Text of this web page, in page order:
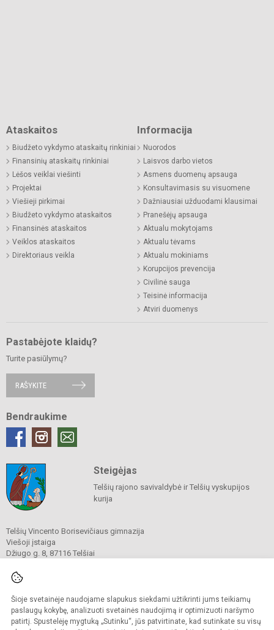
Šioje svetainėje naudojame slapukus siekdami užtikrinti jums teikiamų
paslaugų kokybę, analizuoti svetainės naudojimą ir optimizuoti naršymo
patirtį. Spustelėję mygtuką „Sutinku“, jūs patvirtinate, kad sutinkate su visų
Ataskaitos
Biudžeto vykdymo ataskaitų rinkiniai
Finansinių ataskaitų rinkiniai
Lėšos veiklai viešinti
Projektai
Viešieji pirkimai
Biudžeto vykdymo ataskaitos
Finansinės ataskaitos
Veiklos ataskaitos
Direktoriaus veikla
Informacija
Nuorodos
Laisvos darbo vietos
Asmens duomenų apsauga
Konsultavimasis su visuomene
Dažniausiai užduodami klausimai
Pranešėjų apsauga
Aktualu mokytojams
Aktualu tėvams
Aktualu mokiniams
Korupcijos prevencija
Civilinė sauga
Teisinė informacija
Atviri duomenys
Pastabėjote klaidų?
Turite pasiūlymų?
RAŠYKITE
Bendraukime
Steigėjas
Telšių rajono savivaldybė ir Telšių vyskupijos
kurija
Telšių Vincento Borisevičiaus gimnazija
Viešoji įstaiga
Džiugo g. 8, 87116 Telšiai
El. p.
Duomenys kaupiami ir saugomi
Juridinių asmenų registre
Įmonės kodas 190556414